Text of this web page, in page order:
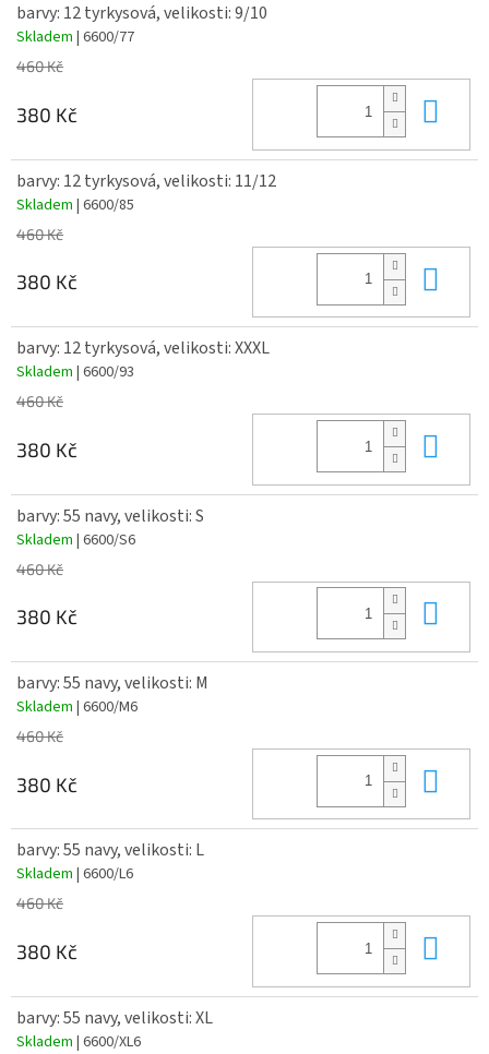
barvy: 12 tyrkysová, velikosti: 9/10
Skladem | 6600/77
460 Kč
380 Kč
barvy: 12 tyrkysová, velikosti: 11/12
Skladem | 6600/85
460 Kč
380 Kč
barvy: 12 tyrkysová, velikosti: XXXL
Skladem | 6600/93
460 Kč
380 Kč
barvy: 55 navy, velikosti: S
Skladem | 6600/S6
460 Kč
380 Kč
barvy: 55 navy, velikosti: M
Skladem | 6600/M6
460 Kč
380 Kč
barvy: 55 navy, velikosti: L
Skladem | 6600/L6
460 Kč
380 Kč
barvy: 55 navy, velikosti: XL
Skladem | 6600/XL6